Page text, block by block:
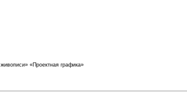
«Проектная графика»